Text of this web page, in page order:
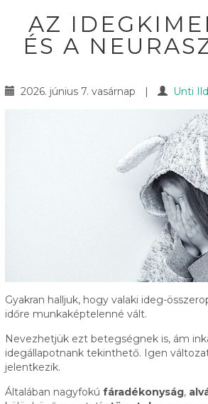
AZ
ÉS A
2026. június 7. vasárnap | Unti
Gyakran halljuk, hogy valaki ideg-
időre munkaképtelenné vált.
Nevezhetjük ezt betegségnek is, ám
idegállapotnank tekinthető. Igen
jelentkezik.
Általában nagyfokú fáradékonyság,